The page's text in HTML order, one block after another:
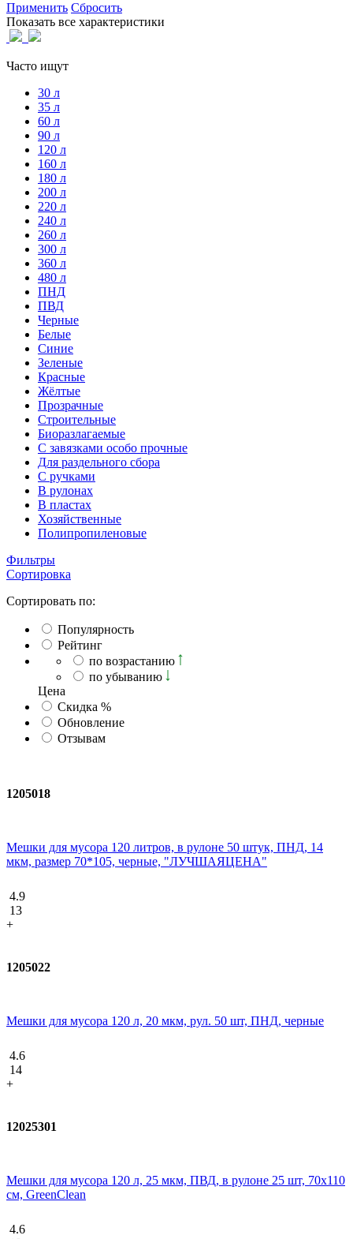
Применить Сбросить
Показать все характеристики
Часто ищут
30 л
35 л
60 л
90 л
120 л
160 л
180 л
200 л
220 л
240 л
260 л
300 л
360 л
480 л
ПНД
ПВД
Черные
Белые
Синие
Зеленые
Красные
Жёлтые
Прозрачные
Строительные
Биоразлагаемые
С завязками особо прочные
Для раздельного сбора
С ручками
В рулонах
В пластах
Хозяйственные
Полипропиленовые
Фильтры
Сортировка
Сортировать по:
Популярность
Рейтинг
по возрастанию
по убыванию
Ценa
Скидка %
Обновление
Отзывам
1205018
Мешки для мусора 120 литров, в рулоне 50 штук, ПНД, 14
мкм, размер 70*105, черные, "ЛУЧШАЯЦЕНА"
4.9
13
+
1205022
Мешки для мусора 120 л, 20 мкм, рул. 50 шт, ПНД, черные
4.6
14
+
12025301
Мешки для мусора 120 л, 25 мкм, ПВД, в рулоне 25 шт, 70х110
см, GreenClean
4.6